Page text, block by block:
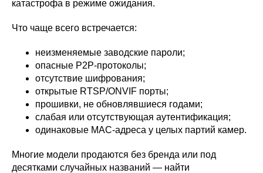
катастрофа в режиме ожидания.
Что чаще всего встречается:
неизменяемые заводские пароли;
опасные P2P-протоколы;
отсутствие шифрования;
открытые RTSP/ONVIF порты;
прошивки, не обновлявшиеся годами;
слабая или отсутствующая аутентификация;
одинаковые MAC-адреса у целых партий камер.
Многие модели продаются без бренда или под
десятками случайных названий — найти